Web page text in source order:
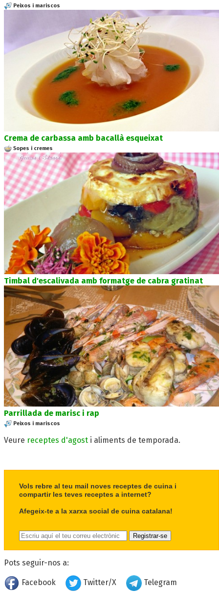
Peixos i mariscos
Crema de carbassa amb bacallà esqueixat
Sopes i cremes
Timbal d'escalivada amb formatge de cabra gratinat
Parrillada de marisc i rap
Peixos i mariscos
Veure receptes d'agost i aliments de temporada.
Vols rebre al teu mail noves receptes de cuina i
compartir les teves receptes a internet?
Afegeix-te a la xarxa social de cuina catalana!
Pots seguir-nos a:
Facebook Twitter/X Telegram